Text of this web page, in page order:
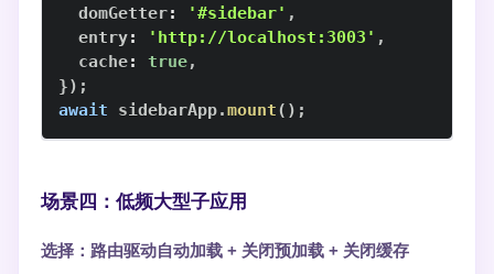
  domGetter
: '#sidebar' ,
  entry
: 'http://localhost:3003' ,
  cache
: true,
}) ;
await sidebarApp.mount( ) ;
场景四：低频大型子应用
选择：路由驱动自动加载 + 关闭预加载 + 关闭缓存